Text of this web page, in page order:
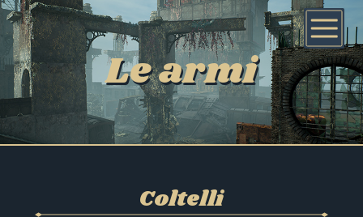
Le armi
Coltelli